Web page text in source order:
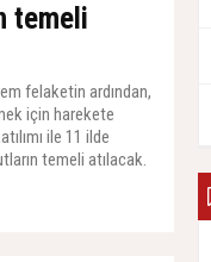
temeli
felaketin ardından,
için harekete
ile 11 ilde
temeli atılacak.